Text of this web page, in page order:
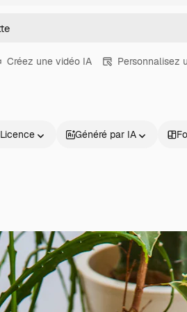
Créez une vidéo IA Personnalisez
Licence Généré par IA
Produits